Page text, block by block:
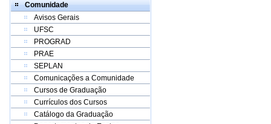
Comunidade
Avisos Gerais
UFSC
PROGRAD
PRAE
SEPLAN
Comunicações a Comunidade
Cursos de Graduação
Currículos dos Cursos
Catálogo da Graduação